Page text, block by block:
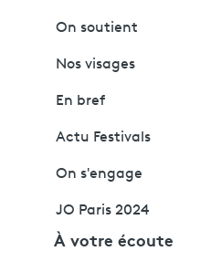
On soutient
Nos visages
En bref
Actu Festivals
On s'engage
JO Paris 2024
À votre écoute